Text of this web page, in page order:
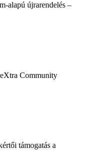
alapú újrarendelés –
Community
támogatás a